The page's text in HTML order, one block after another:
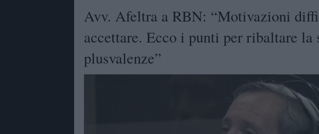
Avv. Afeltra a RBN: “Motivazioni
accettare. Ecco i punti per ribaltare la
plusvalenze”